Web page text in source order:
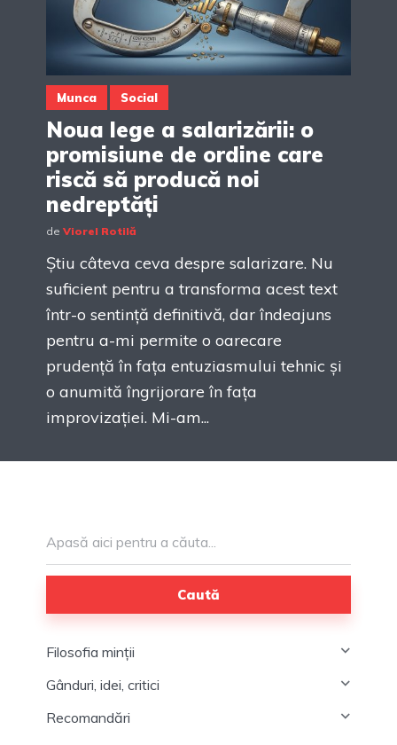
Munca Social
Noua lege a salarizării: o
promisiune de ordine care
riscă să producă noi
nedreptăți
de Viorel Rotilă
Știu câteva ceva despre salarizare. Nu
suficient pentru a transforma acest text
într-o sentință definitivă, dar îndeajuns
pentru a-mi permite o oarecare
prudență în fața entuziasmului tehnic și
o anumită îngrijorare în fața
improvizației. Mi-am...
Caută
Filosofia minții
Gânduri, idei, critici
Recomandări